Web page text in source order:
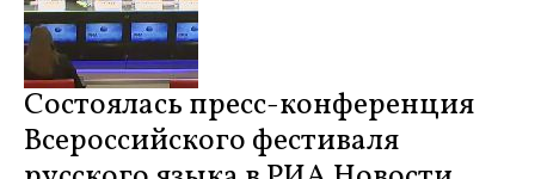
Состоялась пресс-конференция
Всероссийского фестиваля